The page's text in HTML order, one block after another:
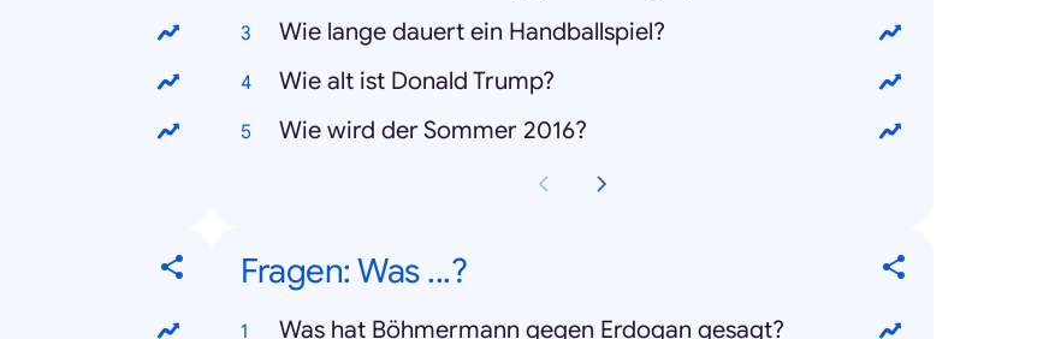
Wie lange dauert ein Handballspiel?
Wie alt ist Donald Trump?
Wie wird der Sommer 2016?
Fragen: Was ...?
Was hat Böhmermann gegen Erdogan gesagt?